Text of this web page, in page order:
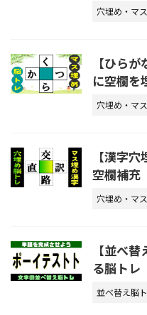
穴埋め・マ
【ひら
に空欄を
穴埋め・マ
【漢字
空欄補充
穴埋め・マ
【並べ
る脳トレ
並べ替え脳